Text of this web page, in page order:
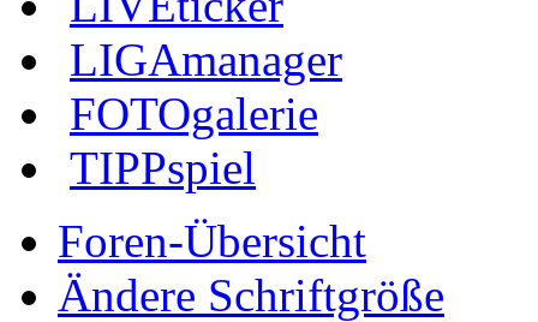
LIGAmanager
FOTOgalerie
TIPPspiel
Foren-Übersicht
Ändere Schriftgröße